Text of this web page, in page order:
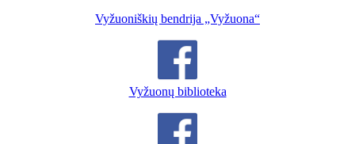
Vyžuoniškių bendrija „Vyžuona“
Vyžuonų biblioteka